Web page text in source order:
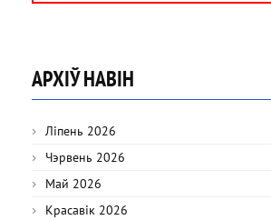
АРХІЎ НАВІН
Ліпень 2026
Чэрвень 2026
Май 2026
Красавік 2026